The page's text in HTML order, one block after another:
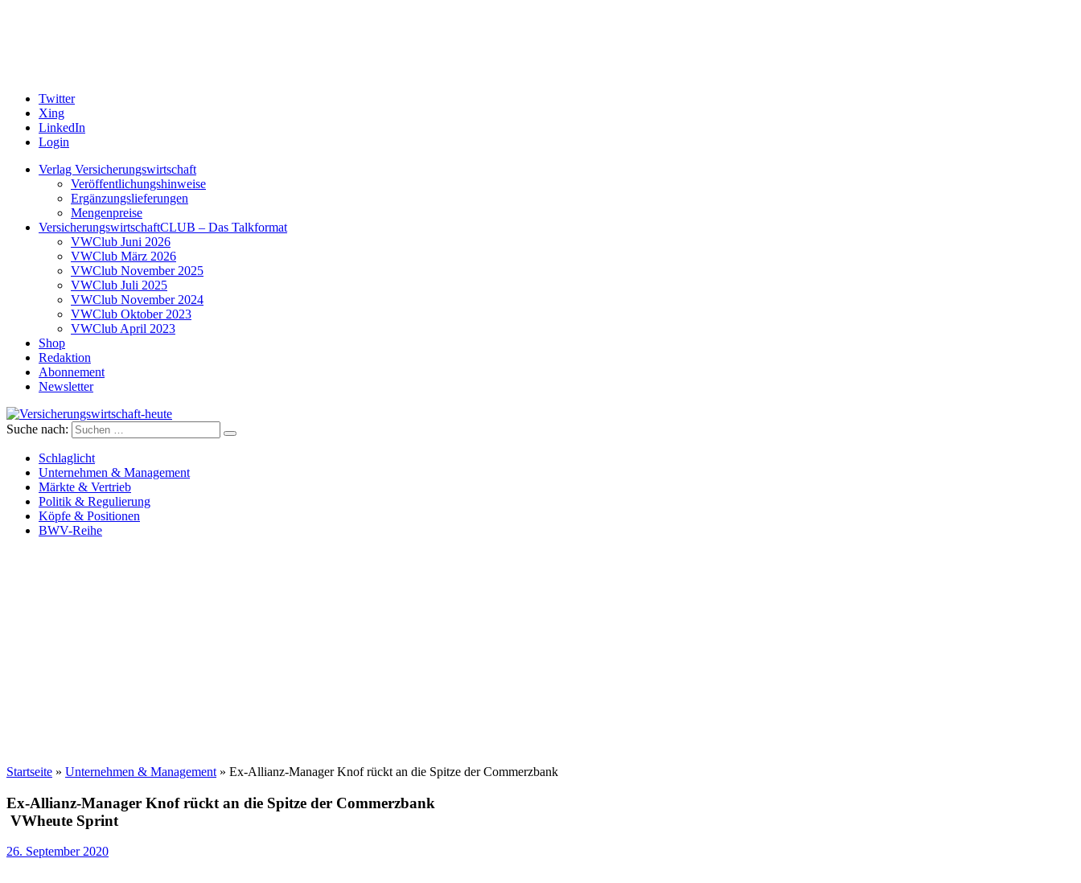
Twitter
Xing
LinkedIn
Login
Verlag Versicherungswirtschaft
Veröffentlichungshinweise
Ergänzungslieferungen
Mengenpreise
VersicherungswirtschaftCLUB – Das Talkformat
VWClub Juni 2026
VWClub März 2026
VWClub November 2025
VWClub Juli 2025
VWClub November 2024
VWClub Oktober 2023
VWClub April 2023
Shop
Redaktion
Abonnement
Newsletter
Versicherungswirtschaft-heute
Suche nach:
Schlaglicht
Unternehmen & Management
Märkte & Vertrieb
Politik & Regulierung
Köpfe & Positionen
BWV-Reihe
Startseite » Unternehmen & Management » Ex-Allianz-Manager Knof rückt an die Spitze der Commerzbank
Ex-Allianz-Manager Knof rückt an die Spitze der Commerzbank
VWheute Sprint
26. September 2020